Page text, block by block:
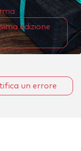
edizione
un errore